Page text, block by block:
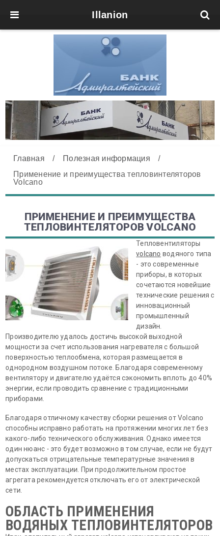
Illanion
Главная / Полезная информация
/
Применение и преимущества тепловинтеляторов
Volcano
ПРИМЕНЕНИЕ И ПРЕИМУЩЕСТВА
ТЕПЛОВИНТЕЛЯТОРОВ VOLCANO
Тепловентиляторы
volcano водяного типа
- это современные
приборы, в которых
сочетаются новейшие
технические решения с
инновационный
промышленный
дизайн.
Производителю удалось достичь высокой выходной
мощности за счет использования нагревателя с большой
поверхностью теплообмена, которая размещается в
однородном воздушном потоке. Благодаря современному
вентилятору и двигателю удаётся сэкономить вплоть до 40%
энергии, если проводить сравнение с традиционными
приборами.
Благодаря отличному качеству сборки решения от Volcano
способны исправно работать на протяжении многих лет без
какого-либо технического обслуживания. Однако имеется
один нюанс - это будет возможно в том случае, если не будут
допускаться отрицательные температурные значения в
местах эксплуатации. При продолжительном простое
агрегата рекомендуется отключать его от электрической
сети.
ОБЛАСТЬ ПРИМЕНЕНИЯ
ВОДЯНЫХ ТЕПЛОВИНТЕЛЯТОРОВ